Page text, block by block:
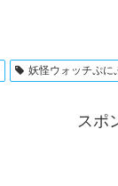
妖怪ウォッチぷに
スポ